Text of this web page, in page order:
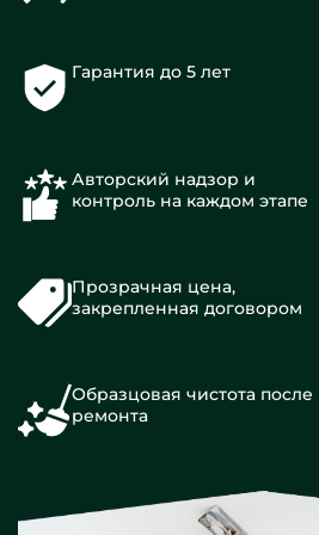
Гарантия до 5 лет
Авторский надзор и
контроль на каждом этапе
Прозрачная цена,
закрепленная договором
Образцовая чистота после
ремонта